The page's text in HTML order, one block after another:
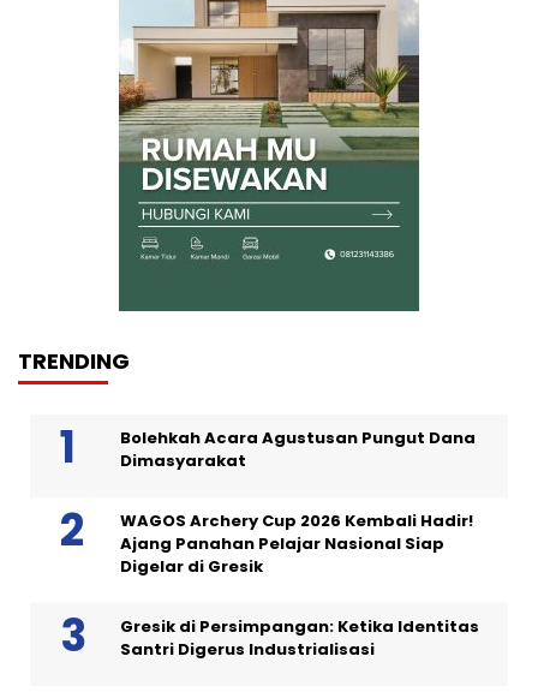
TRENDING
Bolehkah Acara Agustusan Pungut Dana
Dimasyarakat
WAGOS Archery Cup 2026 Kembali Hadir!
Ajang Panahan Pelajar Nasional Siap
Digelar di Gresik
Gresik di Persimpangan: Ketika Identitas
Santri Digerus Industrialisasi